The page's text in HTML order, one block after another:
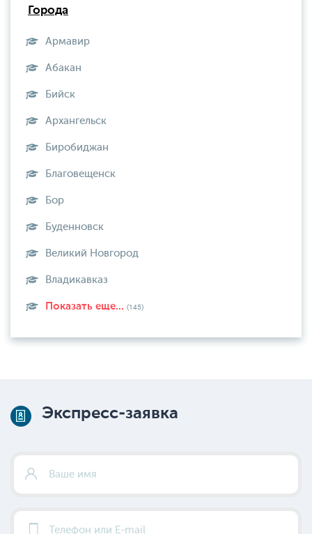
Города
Армавир
Абакан
Бийск
Архангельск
Биробиджан
Благовещенск
Бор
Буденновск
Великий Новгород
Владикавказ
Показать еще... (145)
Экспресс-заявка